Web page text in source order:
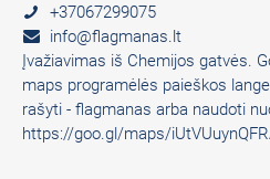
+37067299075
info@flagmanas.lt
Įvažiavimas iš Chemijos gatvės.
maps programėlės paieškos lange
rašyti - flagmanas arba naudoti
https://goo.gl/maps/